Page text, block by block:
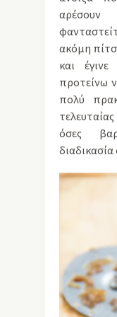
ακόμη
και
προτείνω
πολύ
όσες